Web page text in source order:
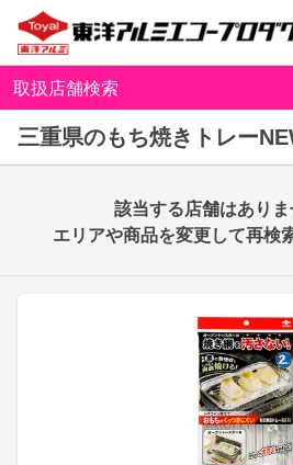
取扱店舗検索
三重県のもち焼きトレー
該当する店舗はあり
エリアや商品を変更して再検